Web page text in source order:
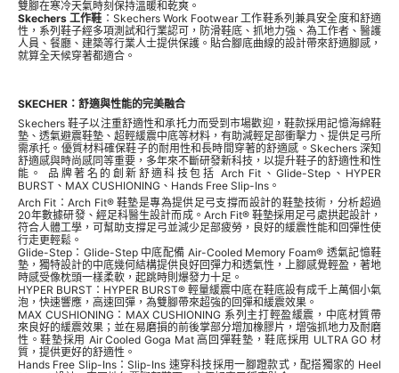
雙腳在寒冷天氣時刻保持溫暖和乾爽。
Skechers 工作鞋 ：Skechers Work Footwear 工作鞋系列兼具安全度和舒適
性，系列鞋子經多項測試和行業認可，防滑鞋底、抓地力強、為工作者、醫護
人員、餐廳、建築等行業人士提供保護。貼合腳底曲線的設計帶來舒適腳感，
就算全天候穿著都適合。
SKECHER：舒適與性能的完美融合
Skechers 鞋子以注重舒適性和承托力而受到市場歡迎，鞋款採用記憶海綿鞋
墊、透氣避震鞋墊、超輕緩震中底等材料，有助減輕足部衝擊力、提供足弓所
需承托。優質材料確保鞋子的耐用性和長時間穿著的舒適感。Skechers 深知
舒適感與時尚感同等重要，多年來不斷研發新科技，以提升鞋子的舒適性和性
能。 品牌著名的創新舒適科技包括 Arch Fit、Glide-Step、HYPER
BURST、MAX CUSHIONING、Hands Free Slip-Ins。
Arch Fit：Arch Fit® 鞋墊是專為提供足弓支撐而設計的鞋墊技術，分析超過
20年數據研發、經足科醫生設計而成。Arch Fit® 鞋墊採用足弓處拱起設計，
符合人體工學，可幫助支撐足弓並減少足部疲勞，良好的緩震性能和回彈性使
行走更輕鬆。
Glide-Step：Glide-Step 中底配備 Air-Cooled Memory Foam® 透氣記憶鞋
墊，獨特設計的中底幾何結構提供良好回彈力和透氣性，上腳感覺輕盈，著地
時感受像枕頭一樣柔軟，起跳時則爆發力十足。
HYPER BURST：HYPER BURST® 輕量緩震中底在鞋底設有成千上萬個小氣
泡，快速響應，高速回彈，為雙腳帶來超強的回彈和緩震效果。
MAX CUSHIONING：MAX CUSHIONING 系列主打輕盈緩震，中底材質帶
來良好的緩震效果；並在易磨損的前後掌部分增加橡膠片，增強抓地力及耐磨
性。鞋墊採用 Air Cooled Goga Mat 高回彈鞋墊，鞋底採用 ULTRA GO 材
質，提供更好的舒適性。
Hands Free Slip-Ins：Slip-Ins 速穿科技採用一腳蹬款式，配搭獨家的 Heel